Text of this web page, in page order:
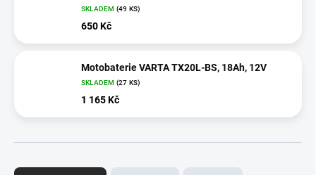
SKLADEM (49 KS)
650 Kč
Motobaterie VARTA TX20L-BS, 18Ah, 12V
SKLADEM (27 KS)
1 165 Kč
Ř